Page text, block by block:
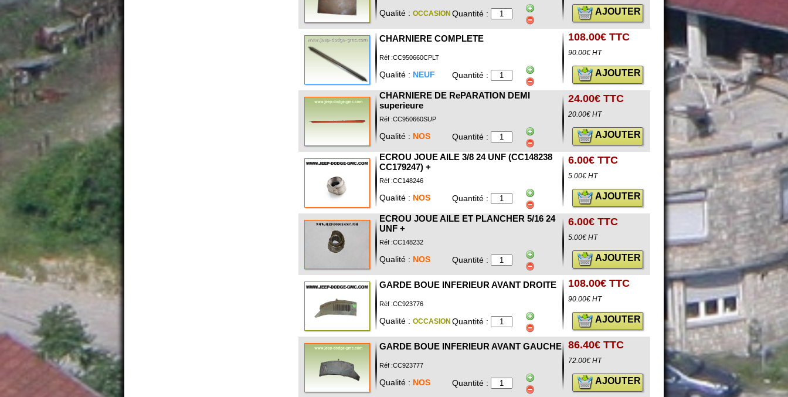
Qualité : OCCASION Quantité : AJOUTER
CHARNIERE COMPLETE
Réf :CC950660CPLT
Qualité : NEUF Quantité :
108.00€ TTC
90.00€ HT
AJOUTER
CHARNIERE DE RePARATION DEMI
superieure
Réf :CC950660SUP
Qualité : NOS Quantité :
24.00€ TTC
20.00€ HT
AJOUTER
ECROU JOUE AILE 3/8 24 UNF (CC148238
CC179247) +
Réf :CC148246
Qualité : NOS Quantité :
6.00€ TTC
5.00€ HT
AJOUTER
ECROU JOUE AILE ET PLANCHER 5/16 24
UNF +
Réf :CC148232
Qualité : NOS Quantité :
6.00€ TTC
5.00€ HT
AJOUTER
GARDE BOUE INFERIEUR AVANT DROITE
Réf :CC923776
Qualité : OCCASION Quantité :
108.00€ TTC
90.00€ HT
AJOUTER
GARDE BOUE INFERIEUR AVANT GAUCHE
Réf :CC923777
Qualité : NOS Quantité :
86.40€ TTC
72.00€ HT
AJOUTER